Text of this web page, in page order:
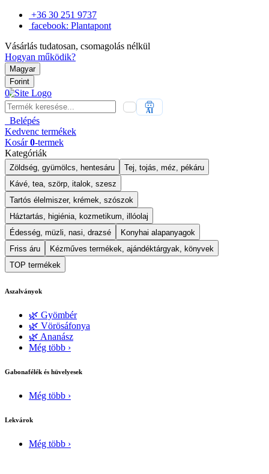
+36 30 251 9737
facebook: Plantapont
Vásárlás tudatosan, csomagolás nélkül
Hogyan működik?
Magyar
Forint
0
AI
Belépés
Kedvenc termékek
Kosár 0-termek
Kategóriák
Zöldség, gyümölcs, hentesáru
Tej, tojás, méz, pékáru
Kávé, tea, szörp, italok, szesz
Tartós élelmiszer, krémek, szószok
Háztartás, higiénia, kozmetikum, illóolaj
Édesség, müzli, nasi, drazsé
Konyhai alapanyagok
Friss áru
Kézműves termékek, ajándéktárgyak, könyvek
TOP termékek
Aszalványok
🌿 Gyömbér
🌿 Vörösáfonya
🌿 Ananász
Még több ›
Gabonafélék és hüvelyesek
Még több ›
Lekvárok
Még több ›